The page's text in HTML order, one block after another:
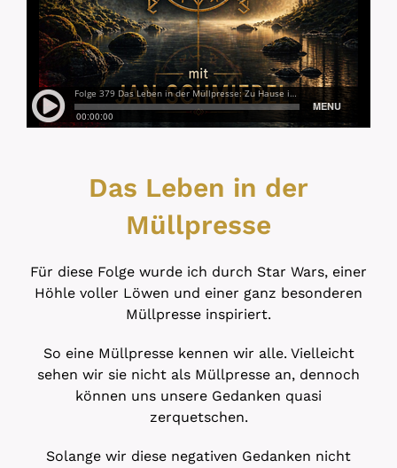
Das Leben in der
Müllpresse
Für diese Folge wurde ich durch Star Wars, einer
Höhle voller Löwen und einer ganz besonderen
Müllpresse inspiriert.
So eine Müllpresse kennen wir alle. Vielleicht
sehen wir sie nicht als Müllpresse an, dennoch
können uns unsere Gedanken quasi
zerquetschen.
Solange wir diese negativen Gedanken nicht